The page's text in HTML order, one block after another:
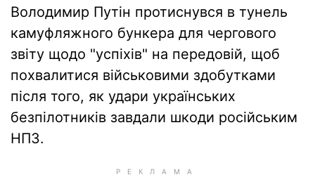
Володимир Путін протиснувся в тунель
камуфляжного бункера для чергового
звіту щодо "успіхів" на передовій, щоб
похвалитися військовими здобутками
після того, як удари українських
безпілотників завдали шкоди російським
НПЗ.